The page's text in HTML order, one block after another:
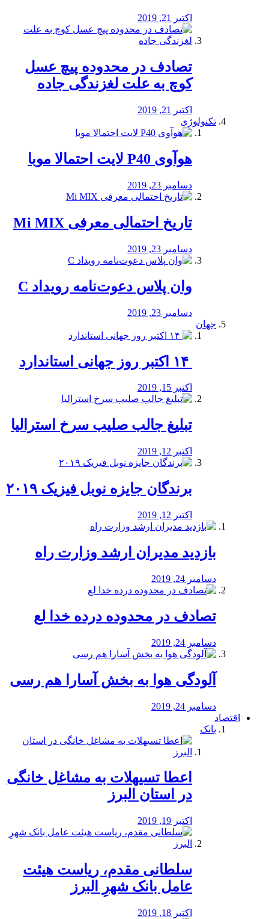
اکتبر 21, 2019
تصادف در محدوده پیچ عسل
کوچ به علت لغزندگی جاده
اکتبر 21, 2019
تکنولوژی
هوآوی P40 لایت احتمالا موبا
دسامبر 23, 2019
تاریخ احتمالی معرفی Mi MIX
دسامبر 23, 2019
وان پلاس دعوت‌نامه رویداد C
دسامبر 23, 2019
جهان
اکتبر 15, 2019
تبلیغ جالب صلیب سرخ استرالیا
اکتبر 12, 2019
برندگان جایزه نوبل فیزیک ۲۰۱۹
اکتبر 12, 2019
بازدید مدیران ارشد وزارت راه
دسامبر 24, 2019
تصادف در محدوده درده خدا لع
دسامبر 24, 2019
آلودگی هوا به بخش آسارا هم رسی
دسامبر 24, 2019
اقتصاد
بانک
️اعطا تسیهلات به مشاغل خانگی
در استان البرز
اکتبر 19, 2019
سلطانی مقدم، ریاست هیئت
عامل بانک شهرِ البرز
اکتبر 18, 2019